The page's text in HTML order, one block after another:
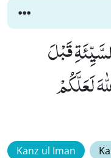
قَبْلَ
لَعَلَّكُمْ
Kanz ul Iman